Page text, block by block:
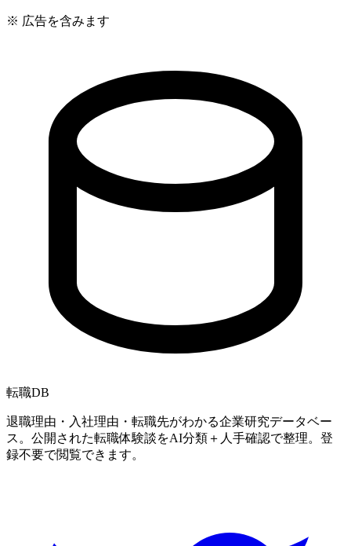
※ 広告を含みます
転職DB
退職理由・入社理由・転職先がわかる企業研究データベー
ス。公開された転職体験談をAI分類＋人手確認で整理。登
録不要で閲覧できます。